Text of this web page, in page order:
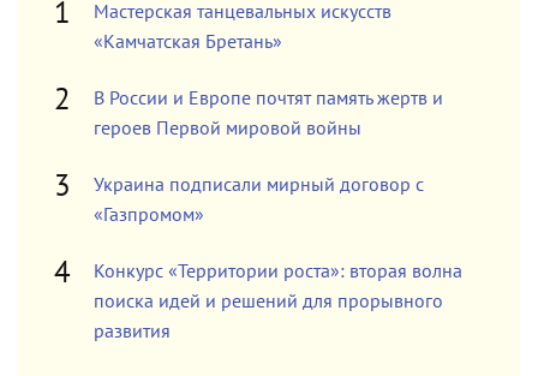
Мастерская танцевальных искусств
«Камчатская Бретань»
В России и Европе почтят память жертв и
героев Первой мировой войны
Украина подписали мирный договор с
«Газпромом»
Конкурс «Территории роста»: вторая волна
поиска идей и решений для прорывного
развития